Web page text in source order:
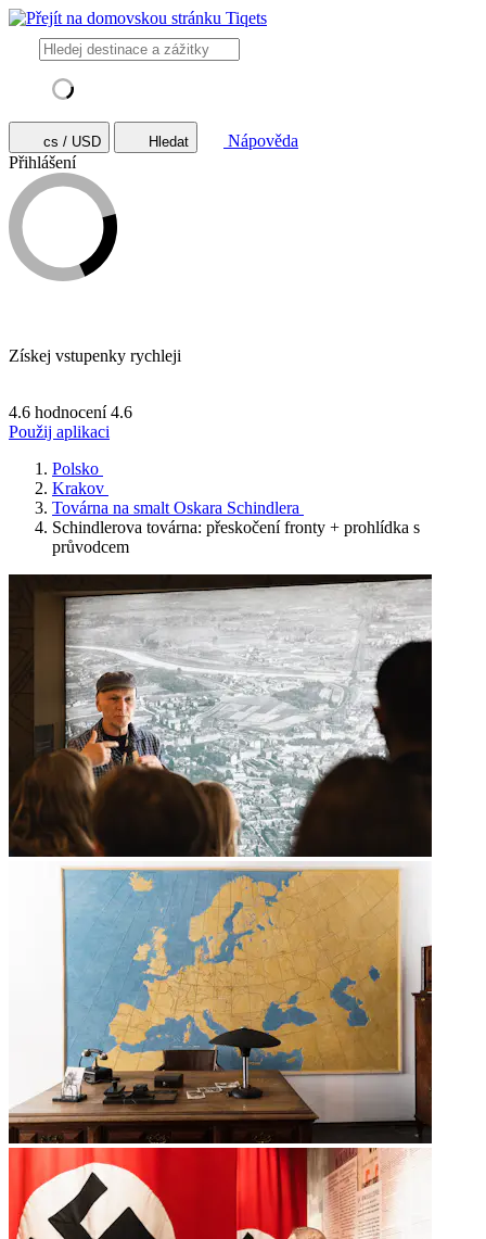
cs / USD Hledat
Nápověda
Přihlášení
Získej vstupenky rychleji
4.6 hodnocení 4.6
Použij aplikaci
Polsko
Krakov
Továrna na smalt Oskara Schindlera
Schindlerova továrna: přeskočení fronty + prohlídka s
průvodcem